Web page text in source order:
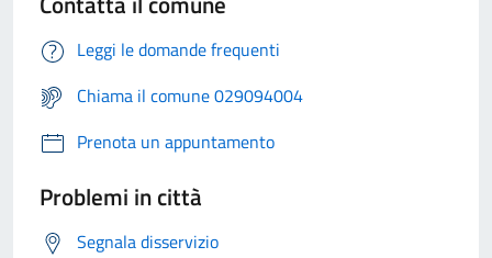
Leggi le domande frequenti
Chiama il comune 029094004
Prenota un appuntamento
Problemi in città
Segnala disservizio